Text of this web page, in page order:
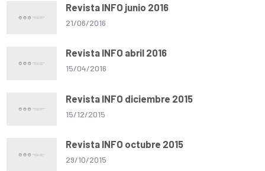
Revista INFO junio 2016
21/06/2016
Revista INFO abril 2016
15/04/2016
Revista INFO diciembre 2015
15/12/2015
Revista INFO octubre 2015
29/10/2015